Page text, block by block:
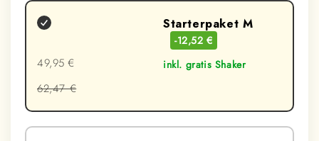
Starterpaket M
-12,52 €
inkl. gratis Shaker
49,95 €
62,47 €